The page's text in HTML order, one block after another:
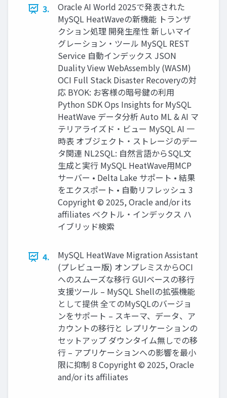
3.
Oracle AI World 2025で発表された
MySQL HeatWaveの新機能 トランザ
クション処理 開発生産性 新しいマイ
グレーション・ツール MySQL REST
Service 自動インデックス JSON
Duality View WebAssembly (WASM)
OCI Full Stack Disaster Recoveryの対
応 BYOK: お客様の暗号鍵の利用
Python SDK Ops Insights for MySQL
HeatWave データ分析 Auto ML & AI マ
テリアライズド・ビュー MySQL AI 一
時表 オブジェクト・ストレージのデー
タ関連 NL2SQL: 自然言語からSQL文
生成と実行 MySQL HeatWave用MCP
サーバー • Delta Lake サポート • 結果
をエクスポート • 自動リフレッシュ 3
Copyright © 2025, Oracle and/or its
affiliates ベクトル・インデックス ハ
イブリッド検索
4.
MySQL HeatWave Migration Assistant
(プレビュー版) オンプレミスからOCI
へのスムーズな移行 GUIベースの移行
支援ツール – MySQL Shellの拡張機能
として提供 全てのMySQLのバージョ
ンをサポート – スキーマ、データ、ア
カウントの移行と レプリケーションの
セットアップ ダウンタイム無しでの移
行 – アプリケーションへの影響を最小
限に抑制 8 Copyright © 2025, Oracle
and/or its affiliates